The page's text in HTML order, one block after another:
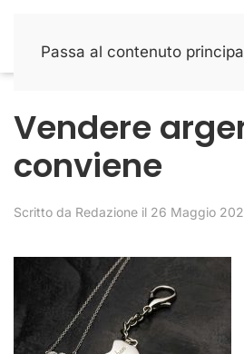
Passa al contenuto
Vendere
conviene
Scritto da Redazione il 26 Maggio